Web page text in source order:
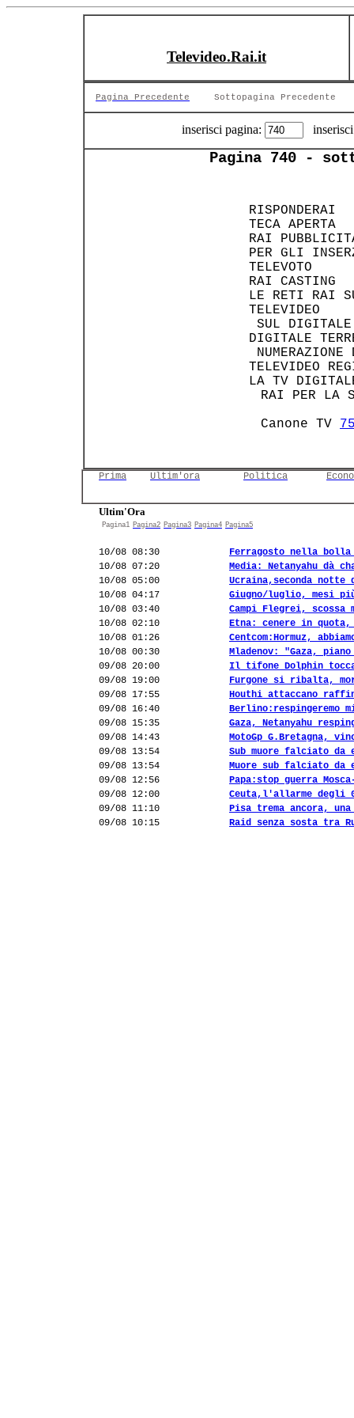
Televideo.Rai.it
Pagina Precedente Sottopagina Precedente
inserisci pagina:
Pagina 740 -
TECA
RAI
PER GLI
RAI
LE RETI RAI
SUL
LA TV
RAI PER
    Canone TV
Prima Ultim'ora Politica
Ultim'Ora
Pagina1 Pagina2 Pagina3 Pagina4 Pagina5
10/08 08:30
Ferragosto nella
10/08 07:20
Media: Netanyahu dà
10/08 05:00
Ucraina,seconda
10/08 04:17
Giugno/luglio, mesi
10/08 03:40
Campi Flegrei, scossa
10/08 02:10
Etna: cenere in
10/08 01:26
Centcom:Hormuz,
10/08 00:30
Mladenov: "Gaza,
09/08 20:00
Il tifone Dolphin
09/08 19:00
Furgone si ribalta,
09/08 17:55
Houthi attaccano
09/08 16:40
09/08 15:35
Gaza, Netanyahu
09/08 14:43
MotoGp G.Bretagna,
09/08 13:54
Sub muore falciato da
09/08 13:54
Muore sub falciato da
09/08 12:56
Papa:stop guerra
09/08 12:00
Ceuta,l'allarme degli
09/08 11:10
Pisa trema ancora,
09/08 10:15
Raid senza sosta tra